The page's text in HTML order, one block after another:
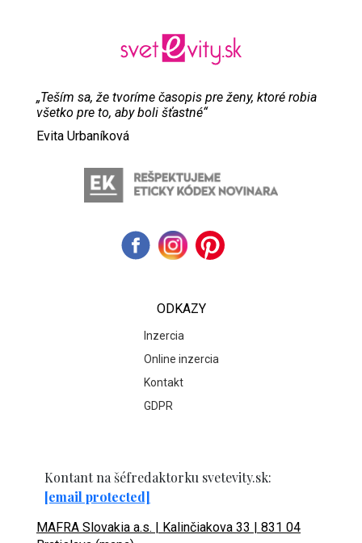
„Teším sa, že tvoríme časopis pre ženy, ktoré robia
všetko pre to, aby boli šťastné“
Evita Urbaníková
ODKAZY
Inzercia
Online inzercia
Kontakt
GDPR
Kontant na šéfredaktorku svetevity.sk:
[email protected]
MAFRA Slovakia a.s. | Kalinčiakova 33 | 831 04